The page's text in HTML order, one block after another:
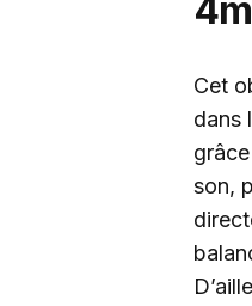
Cet
dans
son,